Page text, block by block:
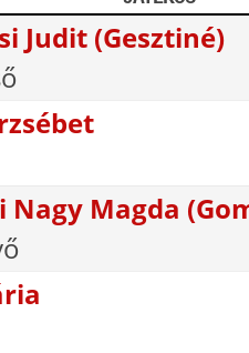
Judit (Gesztiné)
Nagy Magda